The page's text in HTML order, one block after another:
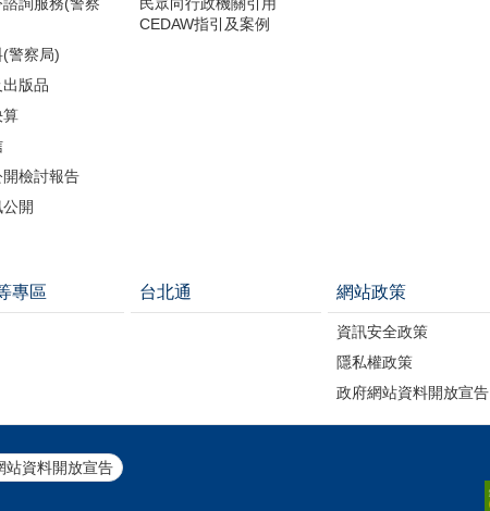
警察局)
版品
算
檢討報告
開
CEDAW指引及案例
專區 台北通 網站政策
資訊安全政策
隱私權政策
政府網站資料開放宣告
站資料開放宣告